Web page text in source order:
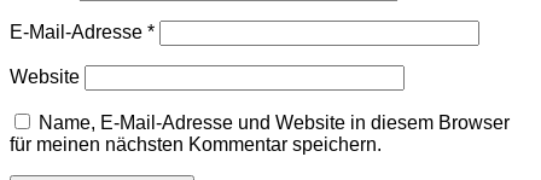
E-Mail-Adresse *
Website
Name, E-Mail-Adresse und Website in diesem Browser
für meinen nächsten Kommentar speichern.